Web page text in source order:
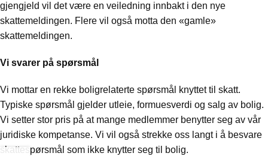
gjengjeld vil det være en veiledning innbakt i den nye
skattemeldingen. Flere vil også motta den «gamle»
skattemeldingen.
Vi svarer på spørsmål
Vi mottar en rekke boligrelaterte spørsmål knyttet til skatt.
Typiske spørsmål gjelder utleie, formuesverdi og salg av bolig.
Vi setter stor pris på at mange medlemmer benytter seg av vår
juridiske kompetanse. Vi vil også strekke oss langt i å besvare
skattespørsmål som ikke knytter seg til bolig.